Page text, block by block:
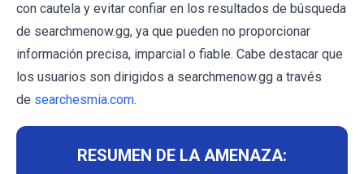
con cautela y evitar confiar en los resultados de búsqueda
de searchmenow.gg, ya que pueden no proporcionar
información precisa, imparcial o fiable. Cabe destacar que
los usuarios son dirigidos a searchmenow.gg a través
de searchesmia.com.
RESUMEN DE LA AMENAZA: